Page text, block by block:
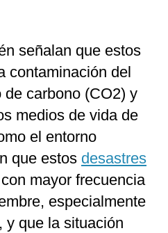
señalan que estos
contaminación del
carbono (CO2) y
medios de vida de
el entorno
que estos desastres
mayor frecuencia
especialmente
y que la situación